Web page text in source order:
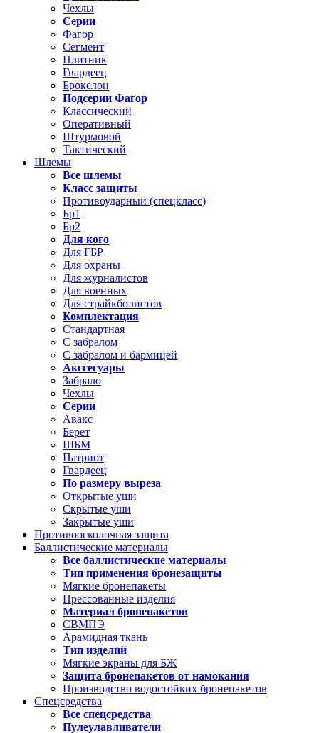
Чехлы
Серии
Фагор
Сегмент
Плитник
Гвардеец
Брокелон
Подсерии Фагор
Классический
Оперативный
Штурмовой
Тактический
Шлемы
Все шлемы
Класс защиты
Противоударный (спецкласс)
Бр1
Бр2
Для кого
Для ГБР
Для охраны
Для журналистов
Для военных
Для страйкболистов
Комплектация
Стандартная
С забралом
С забралом и бармицей
Акссесуары
Забрало
Чехлы
Серии
Авакс
Берет
ШБМ
Патриот
Гвардеец
По размеру выреза
Открытые уши
Скрытые уши
Закрытые уши
Противоосколочная защита
Баллистические материалы
Все баллистические материалы
Тип применения бронезащиты
Мягкие бронепакеты
Прессованные изделия
Материал бронепакетов
СВМПЭ
Арамидная ткань
Тип изделий
Мягкие экраны для БЖ
Защита бронепакетов от намокания
Производство водостойких бронепакетов
Спецсредства
Все спецсредства
Пулеулавливатели